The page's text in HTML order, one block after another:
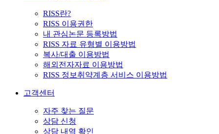
RISS란?
RISS 이용권한
내 관심논문 등록방법
RISS 자료 유형별 이용방법
복사/대출 이용방법
해외전자자료 이용방법
RISS 정보취약계층 서비스 이용방법
고객센터
자주 찾는 질문
상담 신청
상담 내역 확인